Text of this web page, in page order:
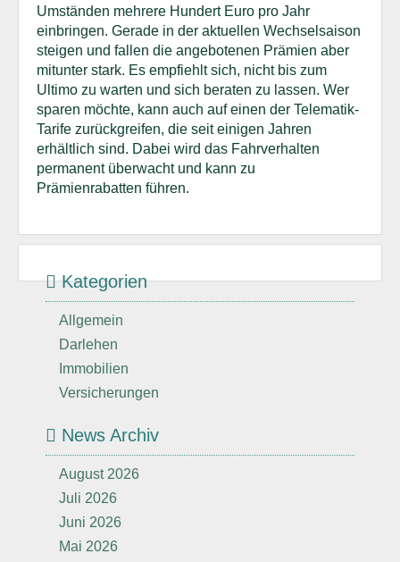
Umständen mehrere Hundert Euro pro Jahr
einbringen. Gerade in der aktuellen Wechselsaison
steigen und fallen die angebotenen Prämien aber
mitunter stark. Es empfiehlt sich, nicht bis zum
Ultimo zu warten und sich beraten zu lassen. Wer
sparen möchte, kann auch auf einen der Telematik-
Tarife zurückgreifen, die seit einigen Jahren
erhältlich sind. Dabei wird das Fahrverhalten
permanent überwacht und kann zu
Prämienrabatten führen.
Kategorien
Allgemein
Darlehen
Immobilien
Versicherungen
News Archiv
August 2026
Juli 2026
Juni 2026
Mai 2026